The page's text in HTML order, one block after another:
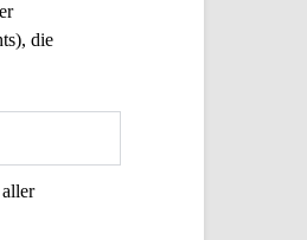
die